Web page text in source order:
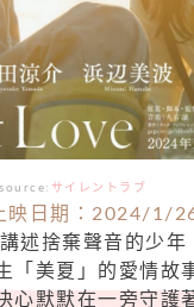
source: サイレントラブ
映日期：2024/1/
述捨棄聲音的少年
「美夏」的愛情故
心默默在一旁守護